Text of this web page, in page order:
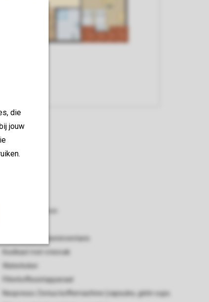
die
jouw
Standaard keukeninventaris
Koelkast met vriesvak
Waterkoker
Filterkoffiezetapparaat
Nespresso Zenius koffiemachine (capsules, géén cups.